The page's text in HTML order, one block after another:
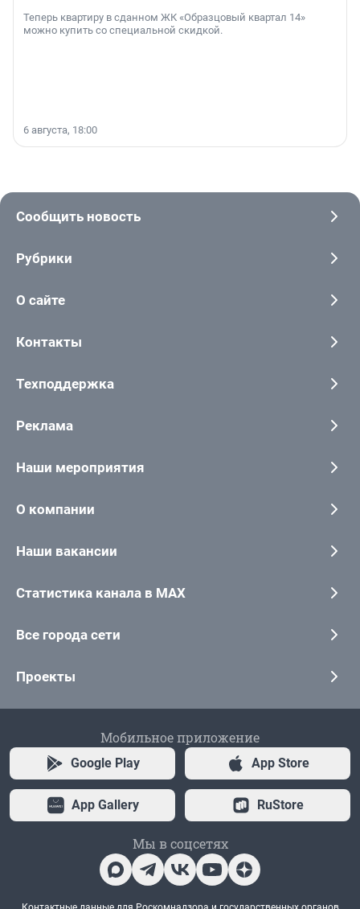
Теперь квартиру в сданном ЖК «Образцовый квартал 14»
можно купить со специальной скидкой.
6 августа, 18:00
Сообщить новость
Рубрики
О сайте
Контакты
Техподдержка
Реклама
Наши мероприятия
О компании
Наши вакансии
Статистика канала в MAX
Все города сети
Проекты
Мобильное приложение
Google Play App Store
App Gallery RuStore
Мы в соцсетях